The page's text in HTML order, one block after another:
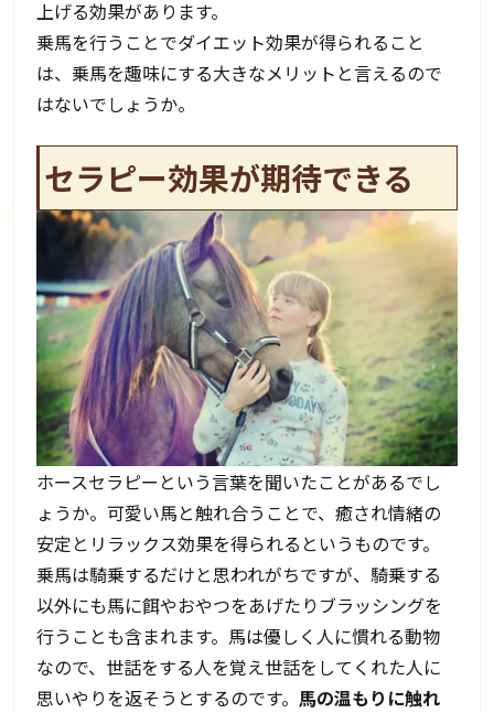
上げる効果があります。
乗馬を行うことでダイエット効果が得られること
は、乗馬を趣味にする大きなメリットと言えるので
はないでしょうか。
セラピー効果が期待できる
ホースセラピーという言葉を聞いたことがあるでし
ょうか。可愛い馬と触れ合うことで、癒され情緒の
安定とリラックス効果を得られるというものです。
乗馬は騎乗するだけと思われがちですが、騎乗する
以外にも馬に餌やおやつをあげたりブラッシングを
行うことも含まれます。馬は優しく人に慣れる動物
なので、世話をする人を覚え世話をしてくれた人に
思いやりを返そうとするのです。馬の温もりに触れ